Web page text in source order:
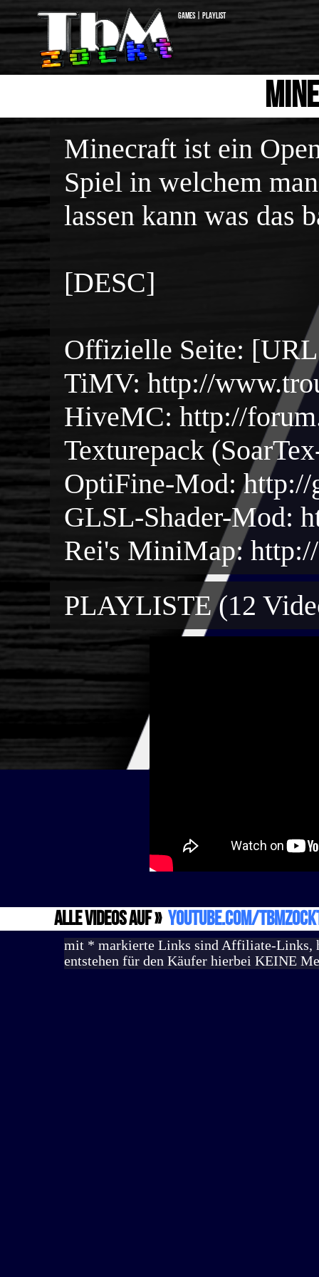
Games | Playlist
Minecraft ist ein
Spiel in welchem
lassen kann was das
[DESC]
Offizielle Seite:
TiMV: http://
HiveMC: http://
Texturepack
OptiFine-Mod:
GLSL-Shader-Mod:
Rei's MiniMap:
PLAYLISTE (12
alle Videos auf » YouTube.com/
mit * markierte Links sind Affiliate-Links,
entstehen für den Käufer hierbei KEINE